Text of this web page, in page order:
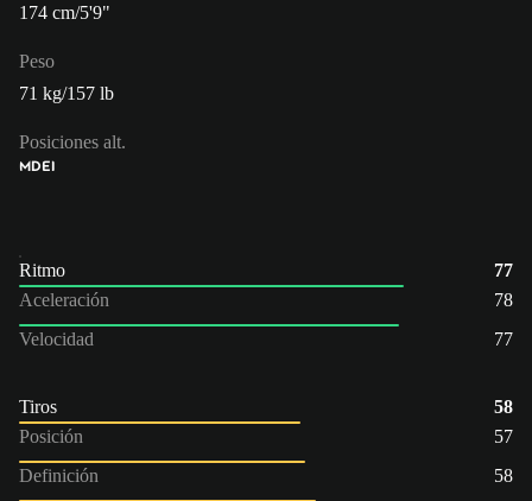
174 cm/5'9"
Peso
71 kg/157 lb
Posiciones alt.
MDEI
Ritmo
77
Aceleración
78
Velocidad
77
Tiros
58
Posición
57
Definición
58